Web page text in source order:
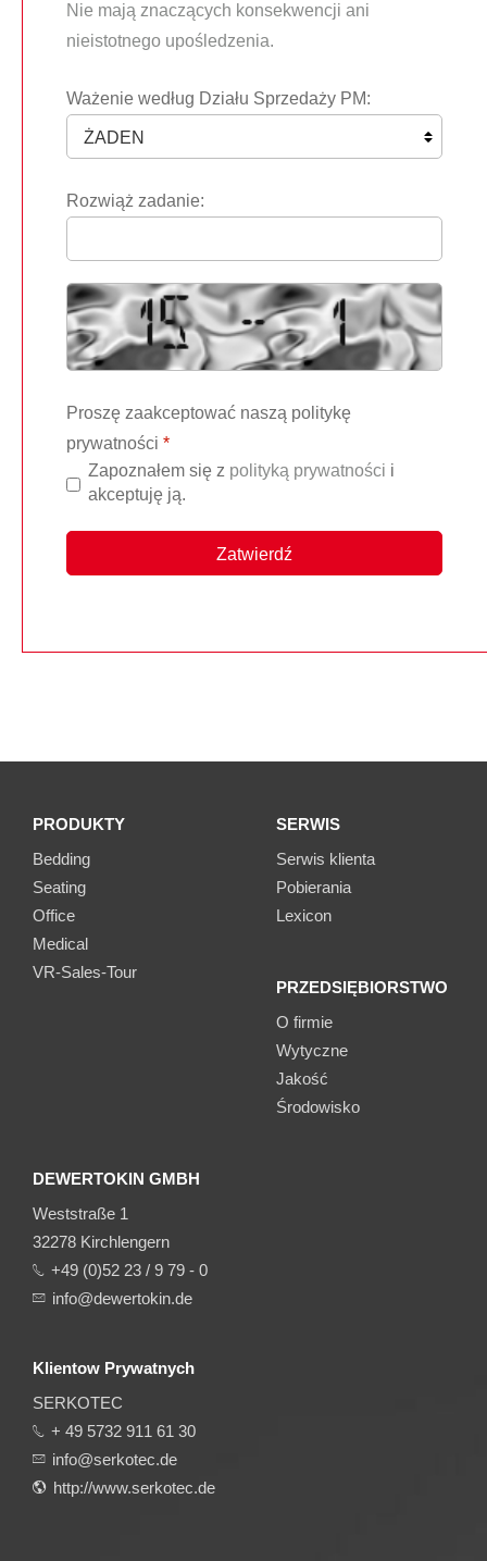
Nie mają znaczących konsekwencji ani
nieistotnego upośledzenia.
Ważenie według Działu Sprzedaży PM:
Rozwiąż zadanie:
Proszę zaakceptować naszą politykę
prywatności *
Zapoznałem się z polityką prywatności i
akceptuję ją.
PRODUKTY
Bedding
Seating
Office
Medical
VR-Sales-Tour
SERWIS
Serwis klienta
Pobierania
Lexicon
PRZEDSIĘBIORSTWO
O firmie
Wytyczne
Jakość
Środowisko
DEWERTOKIN GMBH
Weststraße 1
32278 Kirchlengern
+49 (0)52 23 / 9 79 - 0
info@dewertokin.de
Klientow Prywatnych
SERKOTEC
+ 49 5732 911 61 30
info@serkotec.de
http://www.serkotec.de